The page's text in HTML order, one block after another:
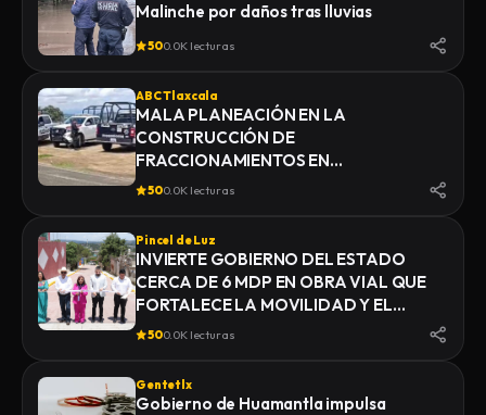
Malinche por daños tras lluvias
500.0K lecturas
ABC Tlaxcala
MALA PLANEACIÓN EN LA
CONSTRUCCIÓN DE
FRACCIONAMIENTOS EN
YAUHQUEMEHCAN GENERA QUE
500.0K lecturas
Pincel de Luz
INVIERTE GOBIERNO DEL ESTADO
CERCA DE 6 MDP EN OBRA VIAL QUE
FORTALECE LA MOVILIDAD Y EL
DESARROLLO DE YAUHQUEMEHCAN
500.0K lecturas
Gentetlx
Gobierno de Huamantla impulsa